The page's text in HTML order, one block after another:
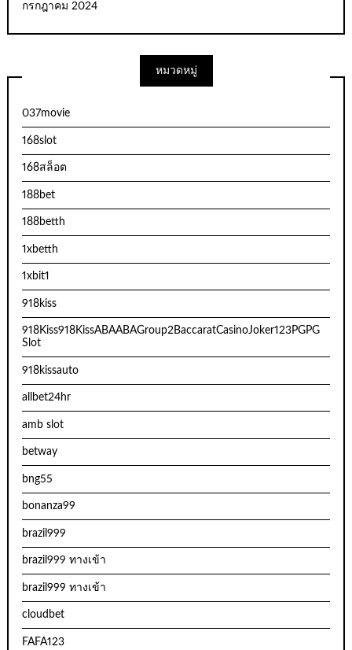
กรกฎาคม 2024
หมวดหมู่
037movie
168slot
168สล็อต
188bet
188betth
1xbetth
1xbit1
918kiss
918Kiss918KissABAABAGroup2BaccaratCasinoJoker123PGPG
Slot
918kissauto
allbet24hr
amb slot
betway
bng55
bonanza99
brazil999
brazil999 ทางเข้า
brazil999 ทางเข้า
cloudbet
FAFA123